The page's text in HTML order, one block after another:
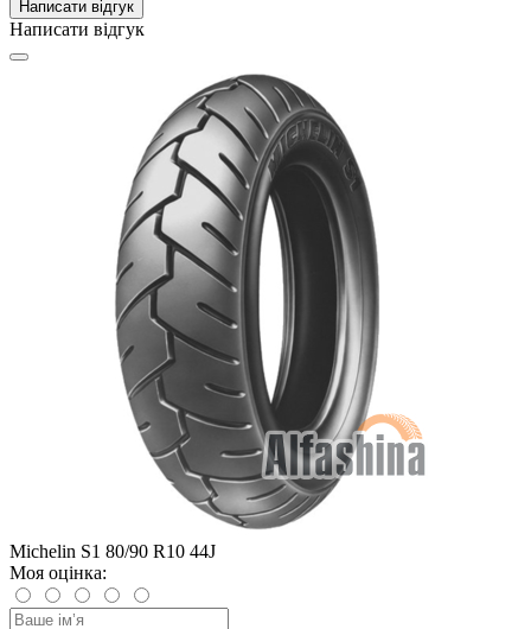
Написати відгук
Написати відгук
Michelin S1 80/90 R10 44J
Моя оцінка: